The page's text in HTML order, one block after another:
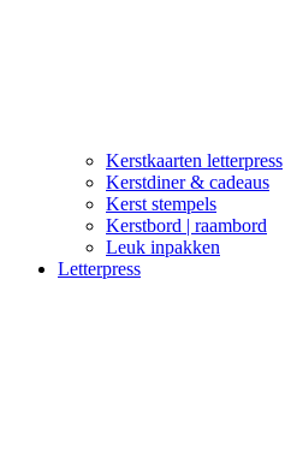
Kerstkaarten letterpress
Kerstdiner & cadeaus
Kerst stempels
Kerstbord | raambord
Leuk inpakken
Letterpress